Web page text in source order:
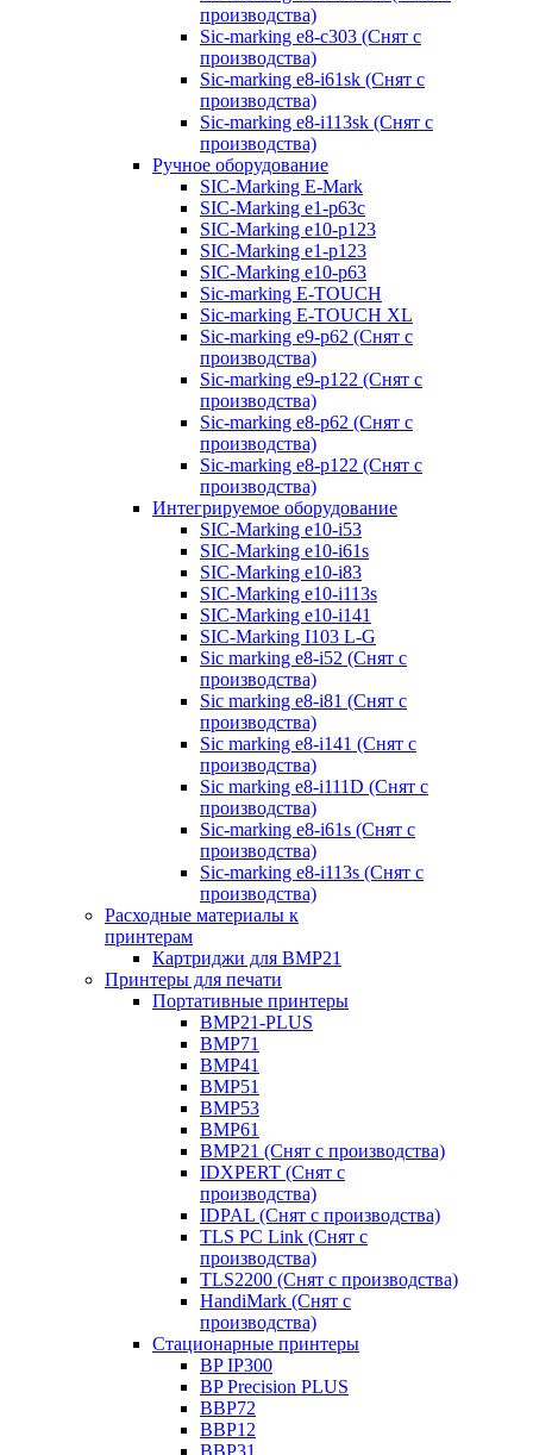
производства)
Sic-marking e8-c303 (Снят с
производства)
Sic-marking e8-i61sk (Снят с
производства)
Sic-marking e8-i113sk (Снят с
производства)
Ручное оборудование
SIC-Marking E-Mark
SIC-Marking e1-p63с
SIC-Marking e10-p123
SIC-Marking e1-p123
SIC-Marking e10-p63
Sic-marking E-TOUCH
Sic-marking E-TOUCH XL
Sic-marking e9-p62 (Снят с
производства)
Sic-marking e9-p122 (Снят с
производства)
Sic-marking e8-p62 (Снят с
производства)
Sic-marking e8-p122 (Снят с
производства)
Интегрируемое оборудование
SIC-Marking e10-i53
SIC-Marking e10-i61s
SIC-Marking e10-i83
SIC-Marking e10-i113s
SIC-Marking e10-i141
SIC-Marking I103 L-G
Sic marking e8-i52 (Снят с
производства)
Sic marking e8-i81 (Снят с
производства)
Sic marking e8-i141 (Снят с
производства)
Sic marking e8-i111D (Снят с
производства)
Sic-marking e8-i61s (Снят с
производства)
Sic-marking e8-i113s (Снят с
производства)
Расходные материалы к
принтерам
Картриджи для BMP21
Принтеры для печати
Портативные принтеры
BMP21-PLUS
BMP71
BMP41
BMP51
BMP53
BMP61
BMP21 (Снят с производства)
IDXPERT (Снят с
производства)
IDPAL (Снят с производства)
TLS PC Link (Снят с
производства)
TLS2200 (Снят с производства)
HandiMark (Снят с
производства)
Стационарные принтеры
BP IP300
BP Precision PLUS
BBP72
BBP12
BBP31